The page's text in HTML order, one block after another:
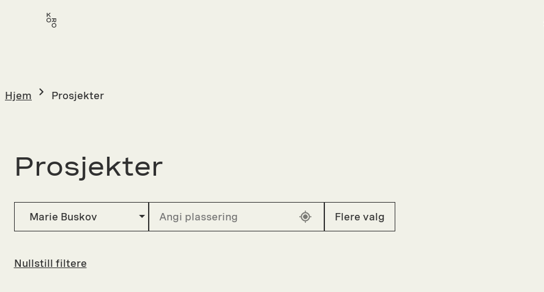
Hjem Prosjekter
Prosjekter
Marie Buskov Flere valg
Nullstill filtere